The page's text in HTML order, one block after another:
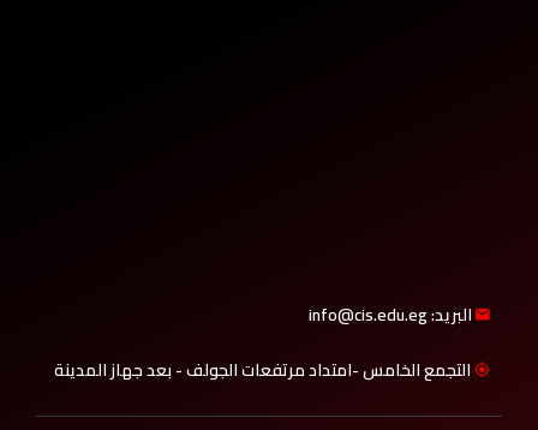
البريد: info@cis.edu.eg
التجمع الخامس -امتداد مرتفعات الجولف - بعد جهاز المدينة